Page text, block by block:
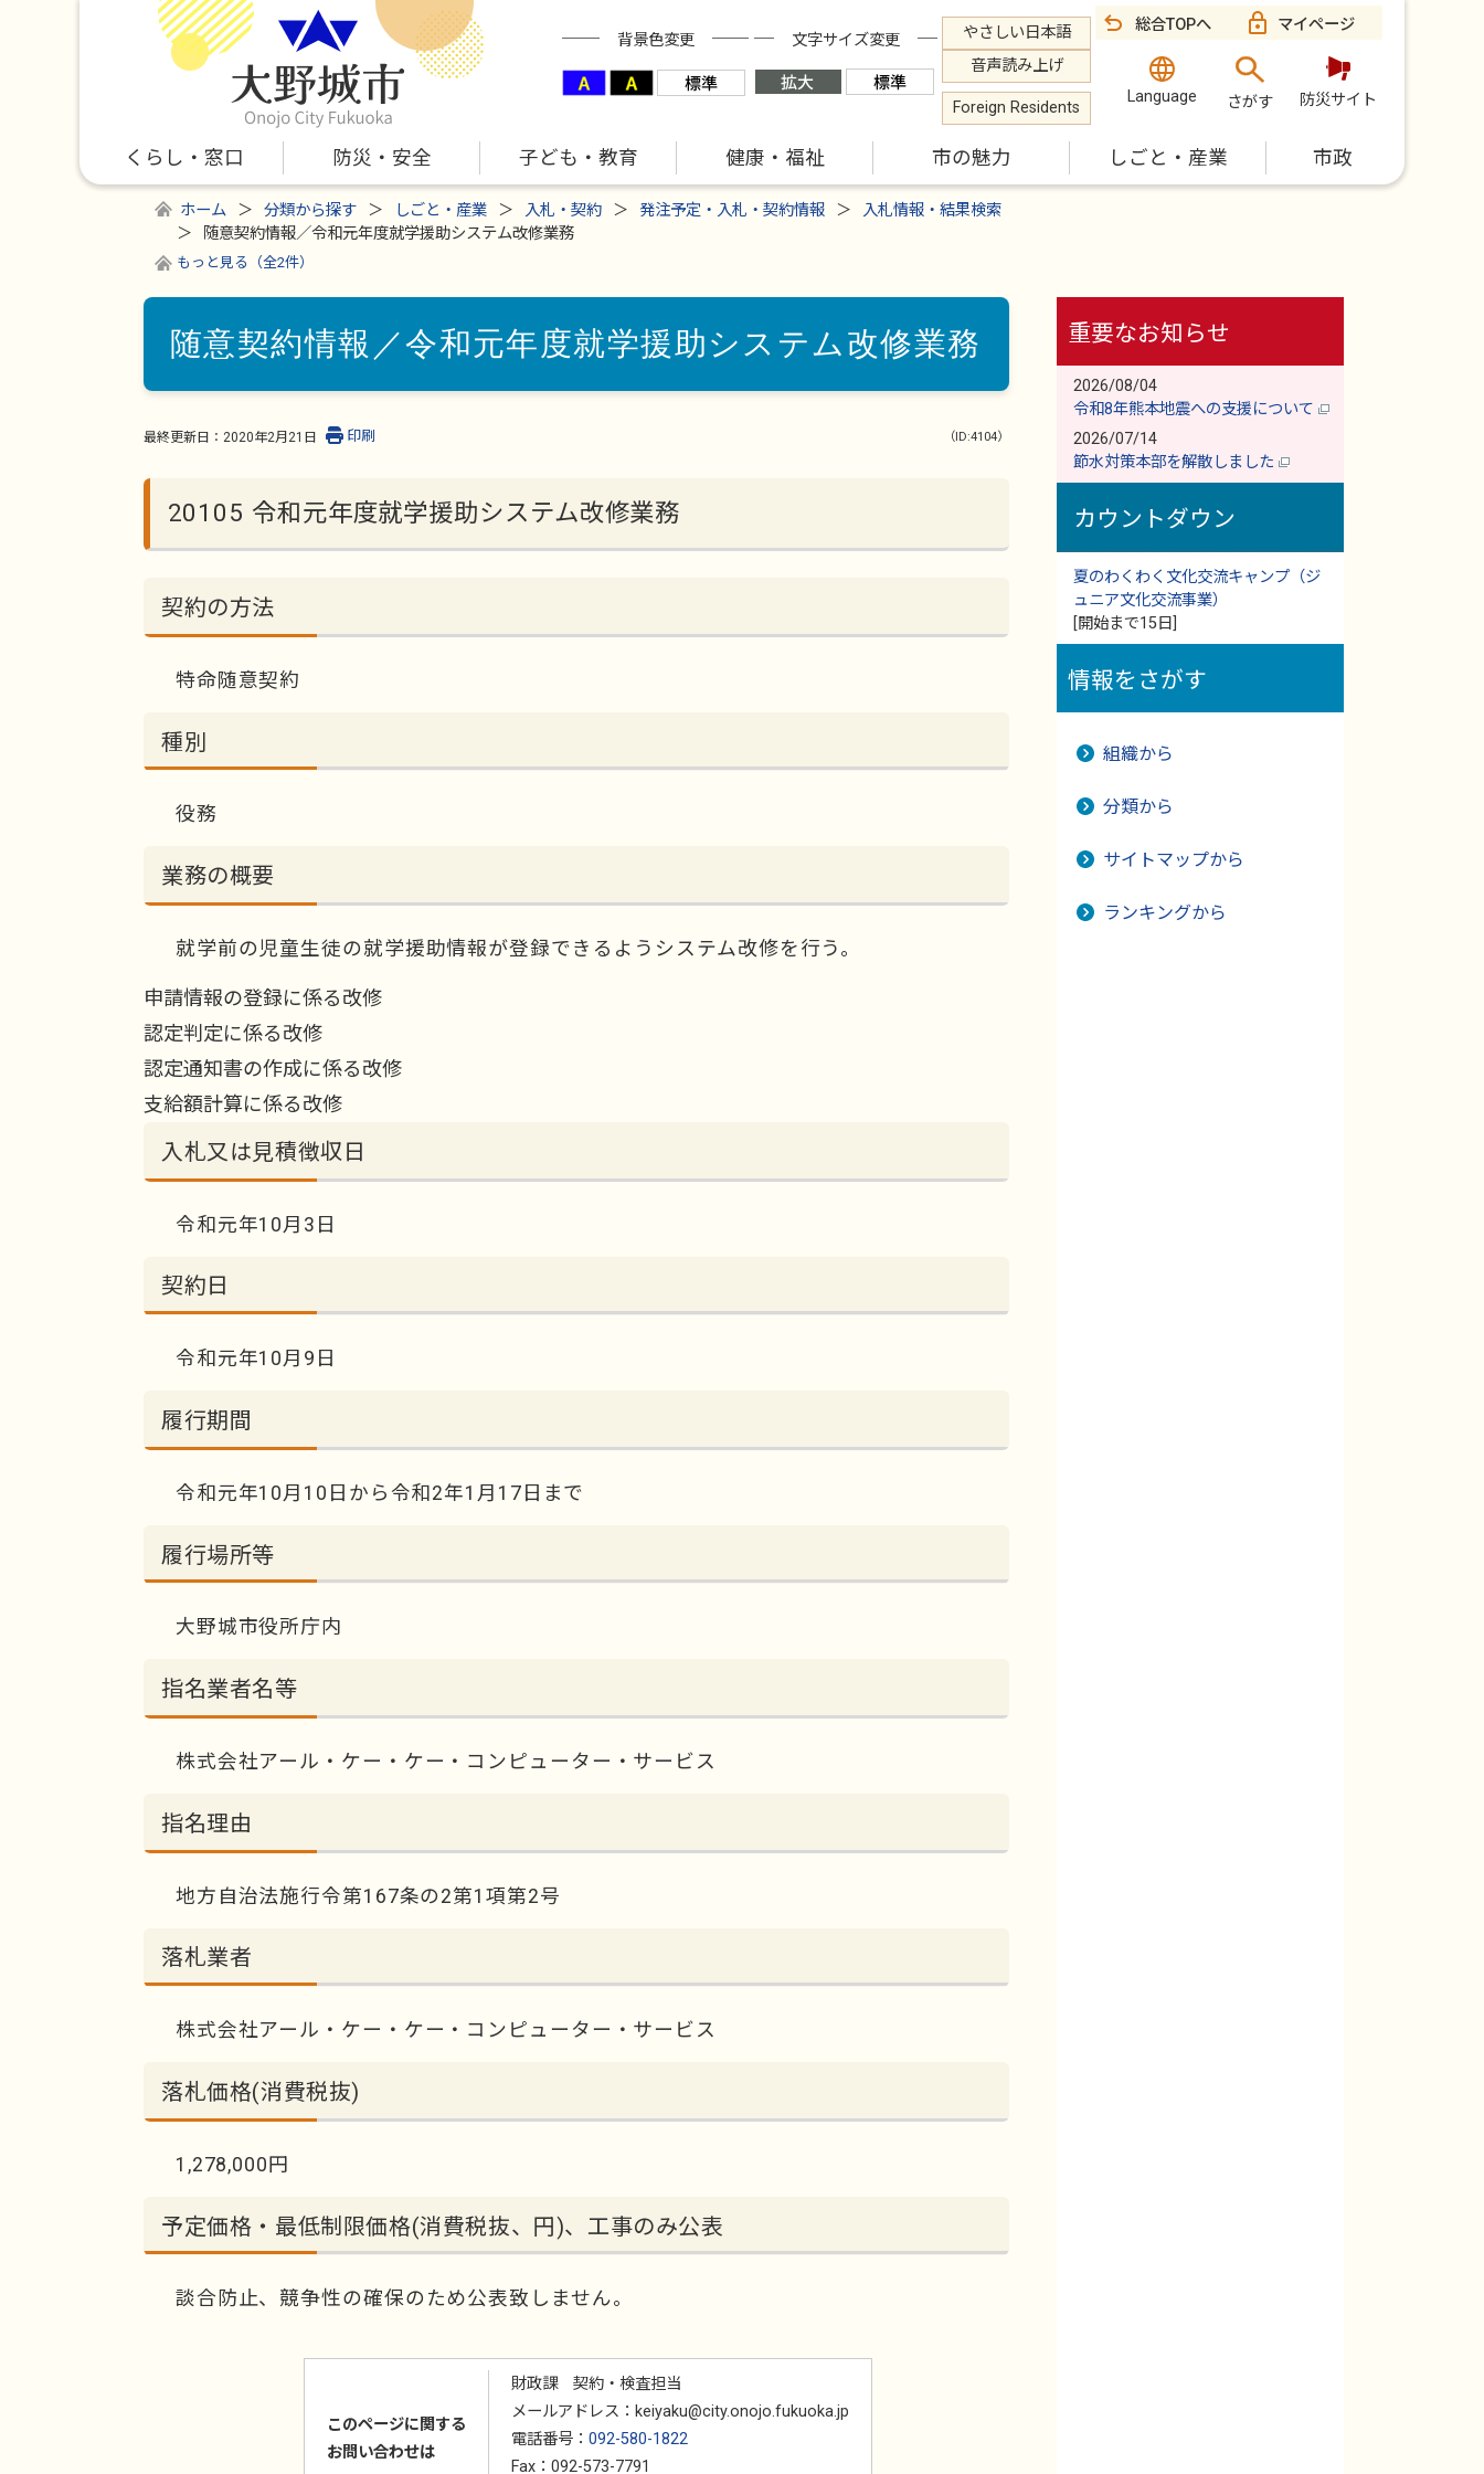
背景色変更 文字サイズ変更
やさしい日本語
音声読み上げ
Foreign Residents
総合TOPへ マイページ
Language さがす 防災サイト
くらし・窓口 防災・安全 子ども・教育 健康・福祉 市の魅力 しごと・産業 市政
ホーム 分類から探す しごと・産業 入札・契約 発注予定・入札・契約情報
入札情報・結果検索
随意契約情報／令和元年度就学援助システム改修業務
もっと見る（全2件）
随意契約情報／令和元年度就学援助システム改修業務
最終更新日： 2020年2月21日 （ID:4104）
印刷
20105 令和元年度就学援助システム改修業務
契約の方法
特命随意契約
種別
役務
業務の概要
就学前の児童生徒の就学援助情報が登録できるようシステム改修を行う。
申請情報の登録に係る改修
認定判定に係る改修
認定通知書の作成に係る改修
支給額計算に係る改修
入札又は見積徴収日
令和元年10月3日
契約日
令和元年10月9日
履行期間
令和元年10月10日から令和2年1月17日まで
履行場所等
大野城市役所庁内
指名業者名等
株式会社アール・ケー・ケー・コンピューター・サービス
指名理由
地方自治法施行令第167条の2第1項第2号
落札業者
株式会社アール・ケー・ケー・コンピューター・サービス
落札価格(消費税抜)
1,278,000円
予定価格・最低制限価格(消費税抜、円)、工事のみ公表
談合防止、競争性の確保のため公表致しません。
このページに関する
お問い合わせは
財政課 契約・検査担当
メールアドレス：keiyaku@city.onojo.fukuoka.jp
電話番号： 092-580-1822
Fax：092-573-7791
重要なお知らせ
2026/08/04
令和8年熊本地震への支援について
2026/07/14
節水対策本部を解散しました
カウントダウン
夏のわくわく文化交流キャンプ（ジ
ュニア文化交流事業）
[開始まで15日]
情報をさがす
組織から
分類から
サイトマップから
ランキングから